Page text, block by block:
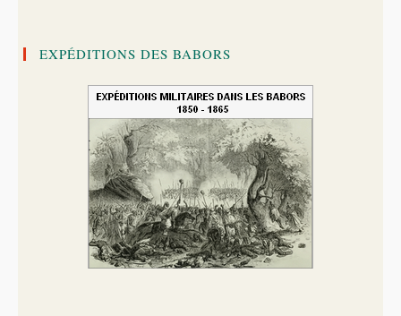
EXPÉDITIONS DES BABORS